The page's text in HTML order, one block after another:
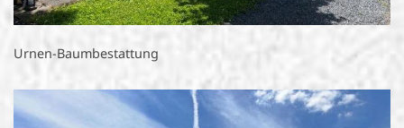
Urnen-Baumbestattung